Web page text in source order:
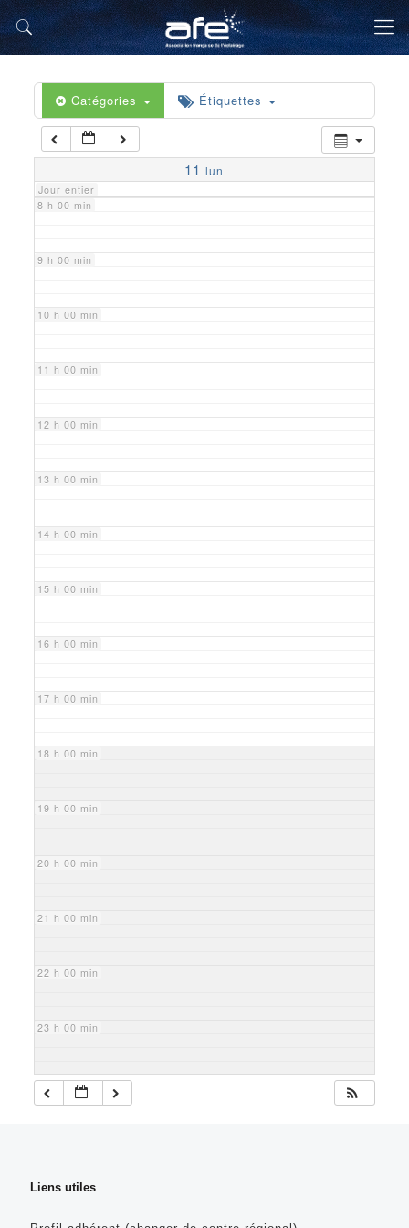
Catégories Étiquettes
11 lun
Jour entier
5 h 00 min
6 h 00 min
7 h 00 min
8 h 00 min
9 h 00 min
10 h 00 min
11 h 00 min
12 h 00 min
13 h 00 min
14 h 00 min
15 h 00 min
16 h 00 min
17 h 00 min
18 h 00 min
19 h 00 min
20 h 00 min
21 h 00 min
22 h 00 min
23 h 00 min
Liens utiles